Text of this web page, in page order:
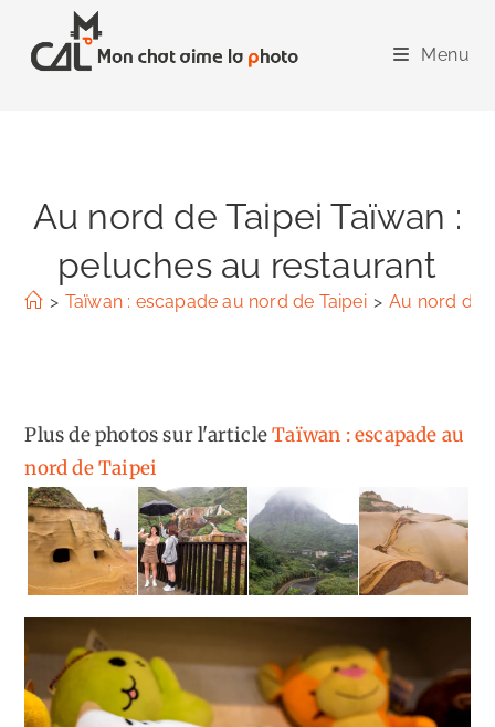
content
Menu
Au nord de Taipei Taïwan :
peluches au restaurant
> Taïwan : escapade au nord de Taipei > Au nord de
Plus de photos sur l'articleTaïwan : escapade au
nord de Taipei